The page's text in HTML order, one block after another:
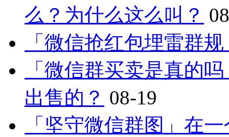
么？为什么这么叫？
「微信抢红包埋雷群
「微信群买卖是真的
出售的？ 08-19
「坚守微信群图」在